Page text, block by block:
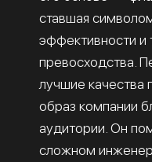
ставшая
эффективности и
превосходства.
лучшие качества
образ компании
аудитории. Он
сложном